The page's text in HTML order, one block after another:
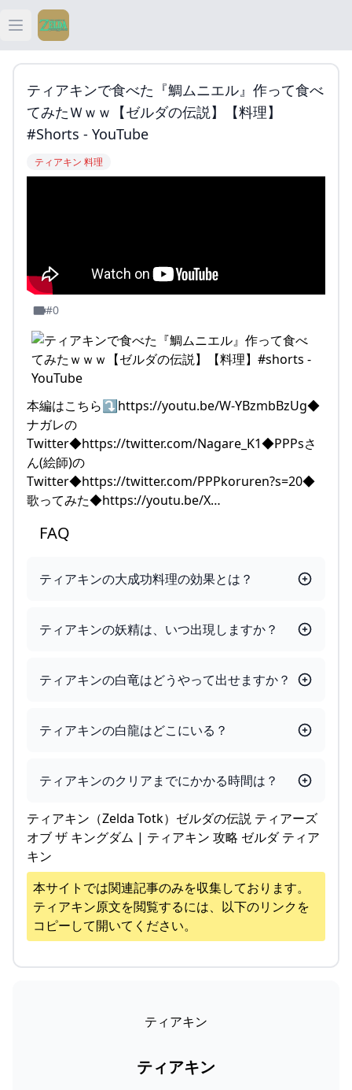
Open main menu
ティアキン
ティアキン 祠
ティアキンで食べた『鯛ムニエル』作って食べ
てみたｗｗｗ【ゼルダの伝説】【料理】
#shorts - YouTube
ティアキン 料理
#0
本編はこちら⤵https://youtu.be/W-YBzmbBzUg◆
ナガレの
Twitter◆https://twitter.com/Nagare_K1◆PPPsさ
ん(絵師)の
Twitter◆https://twitter.com/PPPkoruren?s=20◆
歌ってみた◆https://youtu.be/X…
FAQ
ティアキンの大成功料理の効果とは？
ティアキンの妖精は、いつ出現しますか？
ティアキンの白竜はどうやって出せますか？
ティアキンの白龍はどこにいる？
ティアキンのクリアまでにかかる時間は？
ティアキン（Zelda Totk）ゼルダの伝説 ティアーズ
オブ ザ キングダム | ティアキン 攻略 ゼルダ ティア
キン
本サイトでは関連記事のみを収集しております。
ティアキン原文を閲覧するには、以下のリンクを
コピーして開いてください。
ティアキン
ティアキン